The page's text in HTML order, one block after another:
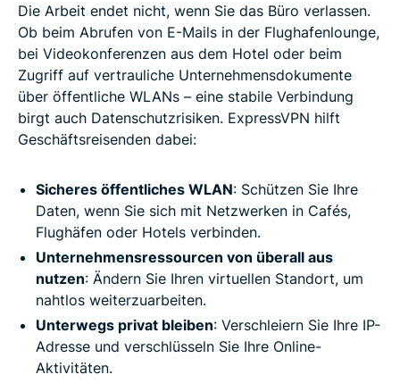
Die Arbeit endet nicht, wenn Sie das Büro verlassen.
Ob beim Abrufen von E-Mails in der Flughafenlounge,
bei Videokonferenzen aus dem Hotel oder beim
Zugriff auf vertrauliche Unternehmensdokumente
über öffentliche WLANs – eine stabile Verbindung
birgt auch Datenschutzrisiken. ExpressVPN hilft
Geschäftsreisenden dabei:
Sicheres öffentliches WLAN: Schützen Sie Ihre
Daten, wenn Sie sich mit Netzwerken in Cafés,
Flughäfen oder Hotels verbinden.
Unternehmensressourcen von überall aus
nutzen: Ändern Sie Ihren virtuellen Standort, um
nahtlos weiterzuarbeiten.
Unterwegs privat bleiben: Verschleiern Sie Ihre IP-
Adresse und verschlüsseln Sie Ihre Online-
Aktivitäten.